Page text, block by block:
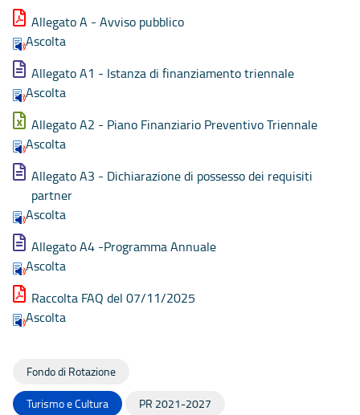
Allegato A - Avviso pubblico
Ascolta
Allegato A1 - Istanza di finanziamento triennale
Ascolta
Allegato A2 - Piano Finanziario Preventivo Triennale
Ascolta
Allegato A3 - Dichiarazione di possesso dei requisiti
partner
Ascolta
Allegato A4 -Programma Annuale
Ascolta
Raccolta FAQ del 07/11/2025
Ascolta
Fondo di Rotazione
Turismo e Cultura
PR 2021-2027